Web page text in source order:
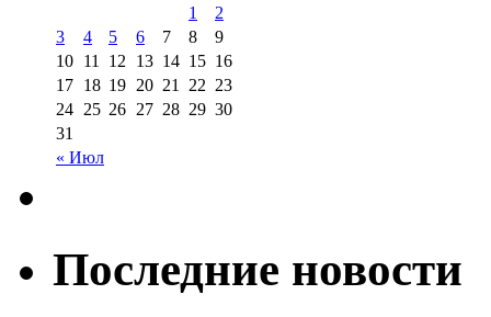
« Июл
1
2
3
4 5 6 7 8
9
10 11 12 13 14 15 16
17 18 19 20 21 22 23
24 25 26 27 28 29 30
31
Последние новости